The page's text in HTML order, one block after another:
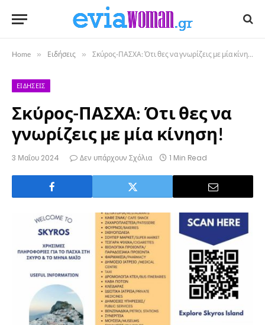
Home » Ειδήσεις » Σκύρος-ΠΑΣΧΑ: Ότι θες να γνωρίζεις με μία κίνηση!
ΕΙΔΉΣΕΙΣ
Σκύρος-ΠΑΣΧΑ: Ότι θες να
γνωρίζεις με μία κίνηση!
3 Μαΐου 2024 Δεν υπάρχουν Σχόλια 1 Min Read